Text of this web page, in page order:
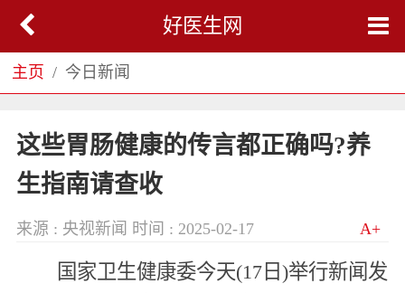
好医生网
主页 今日新闻
这些胃肠健康的传言都正确吗?养
生指南请查收
来源 : 央视新闻 时间 : 2025-02-17 A+
国家卫生健康委今天(17日)举行新闻发